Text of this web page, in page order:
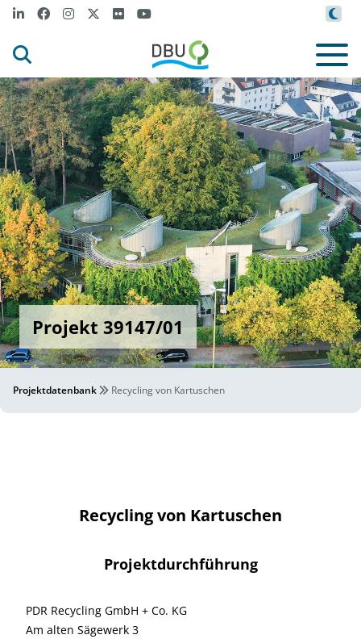
Projekt 39147/01
Projektdatenbank Recycling von Kartuschen
Recycling von Kartuschen
Projektdurchführung
PDR Recycling GmbH + Co. KG
Am alten Sägewerk 3